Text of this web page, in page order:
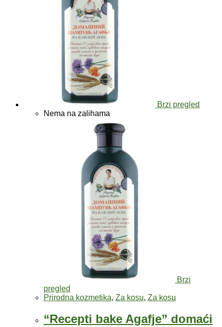
Brzi pregled
Nema na zalihama
Brzi
pregled
Prirodna kozmetika, Za kosu, Za kosu
“Recepti bake Agafje” domaći